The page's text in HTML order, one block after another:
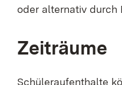
oder alternativ durch
Zeiträume
Schüleraufenthalte